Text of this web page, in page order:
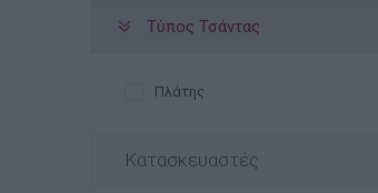
Παραλλαγής
Τύπος Τσάντας
Πλάτης
Κατασκευαστές